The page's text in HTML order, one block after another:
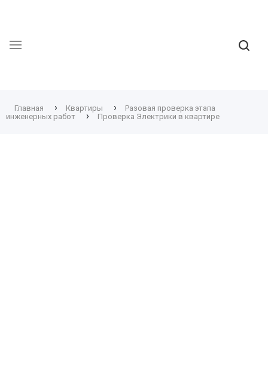
Главная › Квартиры ›
Разовая проверка этапа
инженерных работ
› Проверка Электрики в квартире